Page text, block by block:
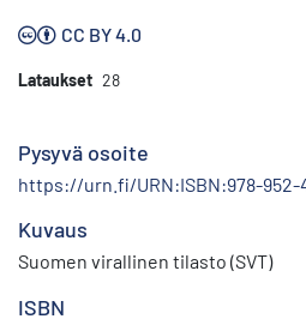
CC BY 4.0
Lataukset 28
Pysyvä osoite
https://urn.fi/URN:ISBN:978-952-
Kuvaus
Suomen virallinen tilasto (SVT)
ISBN